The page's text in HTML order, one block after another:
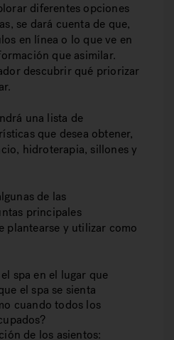
diferentes opciones
se dará cuenta de que,
en línea o lo que ve en
que asimilar.
descubrir qué priorizar
una lista de
que desea obtener,
hidroterapia, sillones y
de las
principales
plantearse y utilizar como
spa en el lugar que
el spa se sienta
cuando todos los
de los asientos: